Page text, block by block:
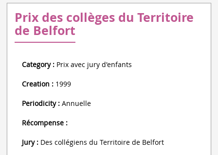
Prix des collèges du Territoire
de Belfort
Category : Prix avec jury d'enfants
Creation : 1999
Periodicity : Annuelle
Récompense :
Jury : Des collégiens du Territoire de Belfort